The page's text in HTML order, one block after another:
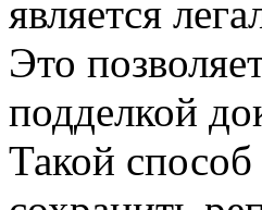
является
Это
подделкой
Такой способ